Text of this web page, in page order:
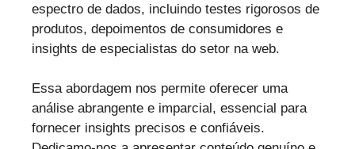
espectro de dados, incluindo testes rigorosos de
produtos, depoimentos de consumidores e
insights de especialistas do setor na web.
Essa abordagem nos permite oferecer uma
análise abrangente e imparcial, essencial para
fornecer insights precisos e confiáveis.